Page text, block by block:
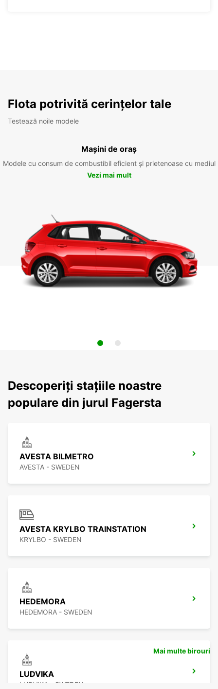
Flota potrivită cerințelor tale
Testează noile modele
Mașini de oraș
Modele cu consum de combustibil eficient și prietenoase cu mediul
Vezi mai mult
Descoperiți stațiile noastre
populare din jurul Fagersta
AVESTA BILMETRO
AVESTA - SWEDEN
AVESTA KRYLBO TRAINSTATION
KRYLBO - SWEDEN
HEDEMORA
HEDEMORA - SWEDEN
LUDVIKA
LUDVIKA - SWEDEN
Mai multe birouri